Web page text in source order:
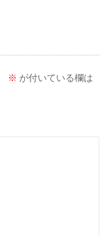
※ が付いている欄は